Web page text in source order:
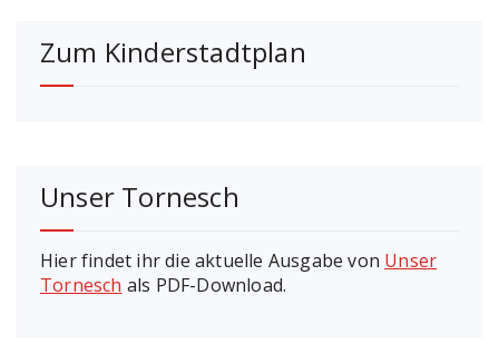
Zum Kinderstadtplan
Unser Tornesch
Hier findet ihr die aktuelle Ausgabe von Unser
Tornesch als PDF-Download.